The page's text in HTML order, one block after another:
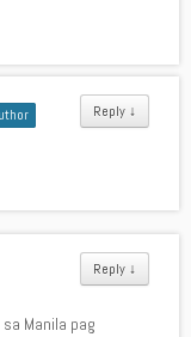
Reply ↓
Reply ↓
Manila pag